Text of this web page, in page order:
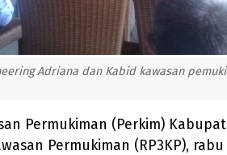
Adriana dan Kabid kawasan
Permukiman (Perkim)
Permukiman (RP3KP), rabu